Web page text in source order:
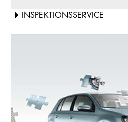
INSPEKTIONSSERVICE